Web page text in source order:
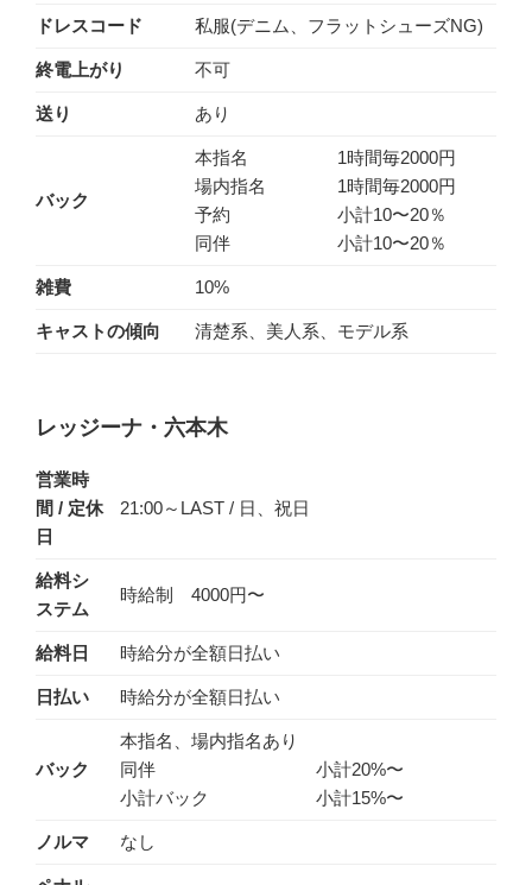
ドレスコード 私服(デニム、フラットシューズNG)
終電上がり 不可
送り あり
バック
本指名 1時間毎2000円
場内指名 1時間毎2000円
予約 小計10〜20％
同伴 小計10〜20％
雑費 10%
キャストの傾向 清楚系、美人系、モデル系
レッジーナ・六本木
営業時
間 / 定休
日
21:00～LAST / 日、祝日
給料シ
ステム
時給制 4000円〜
給料日 時給分が全額日払い
日払い 時給分が全額日払い
バック
本指名、場内指名あり
同伴 小計20%〜
小計バック 小計15%〜
ノルマ なし